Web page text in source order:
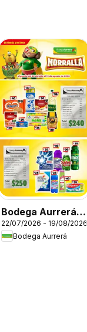
Bodega Aurrerá
folleto
22/07/2026 - 19/08/2026
Bodega Aurrerá